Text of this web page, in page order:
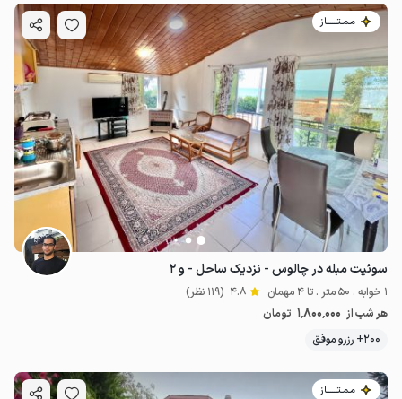
مـمـتــــــاز
سوئیت مبله در چالوس - نزدیک ساحل - و ۲
1 خوابه . 50 متر . تا 4 مهمان 4.8 (119 نظر)
هر شب از 1٬800٬000 تومان
200+ رزرو موفق
مـمـتــــــاز